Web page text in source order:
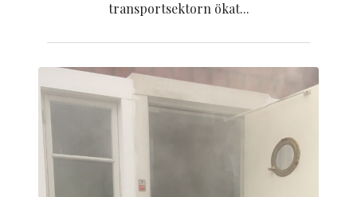
transportsektorn ökat...